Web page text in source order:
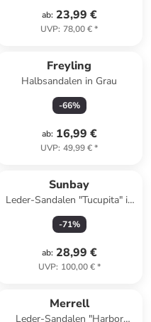
ab: 23,99 €
UVP: 78,00 €*
Freyling
Halbsandalen in Grau
-66%
ab: 16,99 €
UVP: 49,99 €*
Sunbay
Leder-Sandalen "Tucupita" in
Hellbraun
-71%
ab: 28,99 €
UVP: 100,00 €*
Merrell
Leder-Sandalen "Harbor